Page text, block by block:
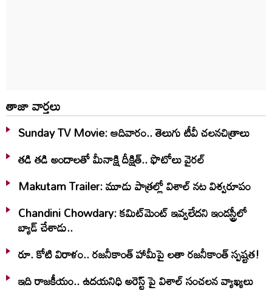
తాజా వార్తలు
Sunday TV Movie: ఆదివారం.. తెలుగు టీవీ చ‌ల‌న‌చిత్రాలు
తడి తడి అందాలతో మీనాక్షి దీక్షిత్‌.. ఫొటోలు వైరల్
Makutam Trailer: మూడు పాత్రల్లో విశాల్ నట విశ్వరూపం
Chandini Chowdary: కమిట్‌మెంట్ ఇవ్వలేదని ఇండస్ట్రీలో
బ్యాడ్ చేశాడు..
రూ. కోటి విరాళం.. రజనీకాంత్ హామీపై లతా రజనీకాంత్ స్పష్టత!
ఇది రాజకీయం.. ఉదయనిధి అరెస్ట్ పై విశాల్ సంచలన వ్యాఖ్యలు